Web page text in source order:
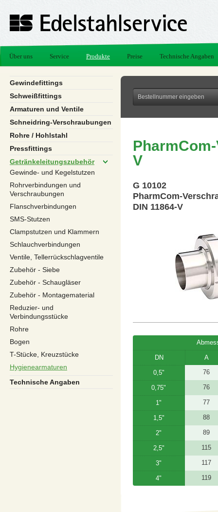
Über uns Service Produkte Preise Technische Angaben
Gewindefittings
Schweißfittings
Armaturen und Ventile
Schneidring-Verschraubungen
Rohre / Hohlstahl
Pressfittings
Getränkeleitungszubehör
Gewinde- und Kegelstutzen
Rohrverbindungen und
Verschraubungen
Flanschverbindungen
SMS-Stutzen
Clampstutzen und Klammern
Schlauchverbindungen
Ventile, Tellerrückschlagventile
Zubehör - Siebe
Zubehör - Schaugläser
Zubehör - Montagematerial
Reduzier- und
Verbindungsstücke
Rohre
Bogen
T-Stücke, Kreuzstücke
Hygienearmaturen
Technische Angaben
V
G 10102
PharmCom-
DIN 11864-V
DN A
0,5" 76
0,75" 76
1" 77
1,5" 88
2" 89
2,5" 115
3" 117
4" 119